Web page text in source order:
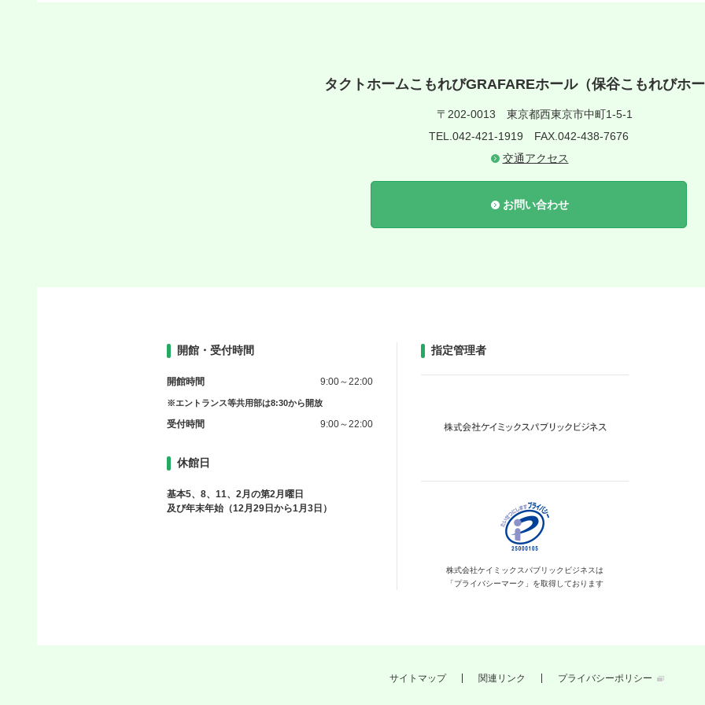
タクトホームこもれびGRAFAREホール（保谷こもれびホ
〒202-0013 東京都西東京市中町1-5-1
TEL.042-421-1919 FAX.042-438-7676
交通アクセス
お問い合わせ
開館・受付時間
開館時間 9:00～22:00
※エントランス等共用部は8:30から開放
受付時間 9:00～22:00
休館日
基本5、8、11、2月の第2月曜日
及び年末年始（12月29日から1月3日）
指定管理者
株式会社ケイミックス パブリックビジネスは
「プライバシーマーク」を取得しております
サイトマップ 関連リンク プライバシーポリシー